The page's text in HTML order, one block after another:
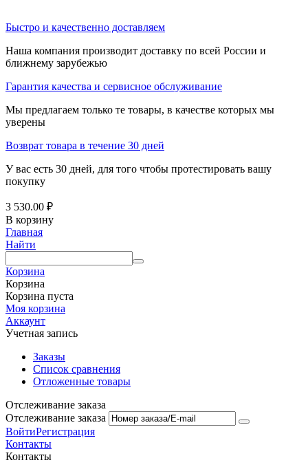
Быстро и качественно доставляем
Наша компания производит доставку по всей России и
ближнему зарубежью
Гарантия качества и сервисное обслуживание
Мы предлагаем только те товары, в качестве которых мы
уверены
Возврат товара в течение 30 дней
У вас есть 30 дней, для того чтобы протестировать вашу
покупку
3 530.00 ₽
В корзину
Главная
Найти
Корзина
Корзина
Корзина пуста
Моя корзина
Аккаунт
Учетная запись
Заказы
Список сравнения
Отложенные товары
Отслеживание заказа
Отслеживание заказа
ВойтиРегистрация
Контакты
Контакты